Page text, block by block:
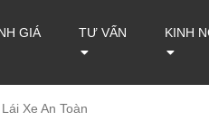
GIÁ TƯ VẤN KINH
Xe An Toàn